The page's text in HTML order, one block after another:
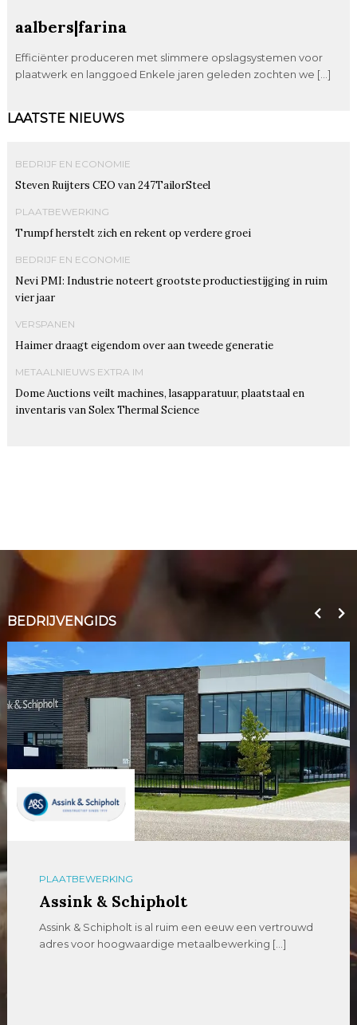
aalbers|farina
Efficiënter produceren met slimmere opslagsystemen voor
plaatwerk en langgoed Enkele jaren geleden zochten we […]
LAATSTE NIEUWS
BEDRIJF EN ECONOMIE
Steven Ruijters CEO van 247TailorSteel
PLAATBEWERKING
Trumpf herstelt zich en rekent op verdere groei
BEDRIJF EN ECONOMIE
Nevi PMI: Industrie noteert grootste productiestijging in ruim
vier jaar
VERSPANEN
Haimer draagt eigendom over aan tweede generatie
METAALNIEUWS EXTRA IM
Dome Auctions veilt machines, lasapparatuur, plaatstaal en
inventaris van Solex Thermal Science
BEDRIJVENGIDS
PLAATBEWERKING
Assink & Schipholt
Assink & Schipholt is al ruim een eeuw een vertrouwd
adres voor hoogwaardige metaalbewerking […]